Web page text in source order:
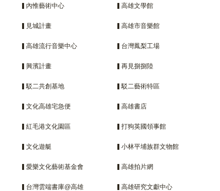
內惟藝術中心 高雄文學館
見城計畫 高雄市音樂館
高雄流行音樂中心 台灣鳳梨工場
興濱計畫 再見捌捌陸
駁二共創基地 駁二藝術特區
文化高雄宅急便 高雄書店
紅毛港文化園區 打狗英國領事館
文化遊艇 小林平埔族群文物館
愛樂文化藝術基金會 高雄拍片網
台灣雲端書庫@高雄 高雄研究文獻中心